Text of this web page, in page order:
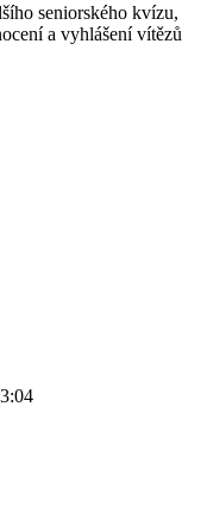
seniorského kvízu,
a vyhlášení vítězů